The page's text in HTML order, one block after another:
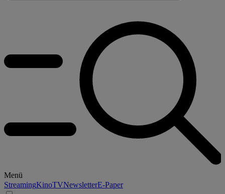
Menü
StreamingKinoTVNewsletterE-Paper